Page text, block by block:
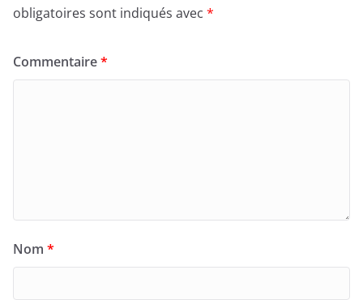
obligatoires sont indiqués avec *
Commentaire*
Nom *